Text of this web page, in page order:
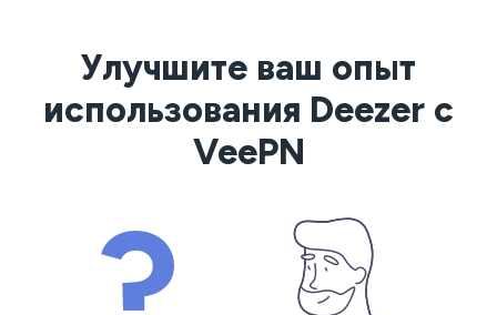
Улучшите ваш опыт
использования Deezer с
VeePN